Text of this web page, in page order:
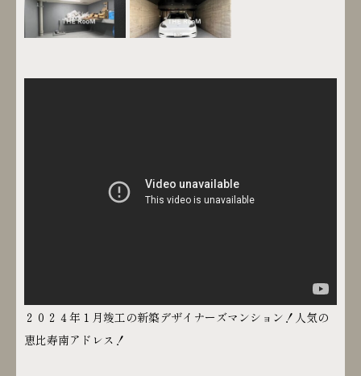
２０２４年１月竣工の新築デザイナーズマンション！人気の
恵比寿南アドレス！